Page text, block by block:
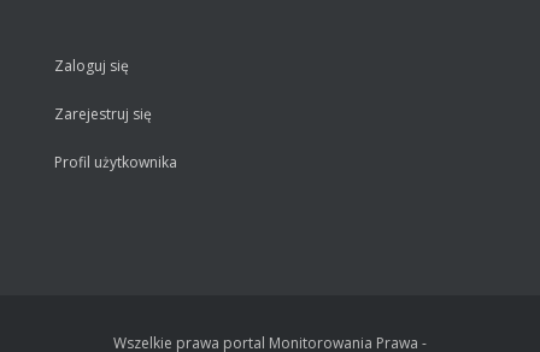
Zaloguj się
Zarejestruj się
Profil użytkownika
Wszelkie prawa portal Monitorowania Prawa -